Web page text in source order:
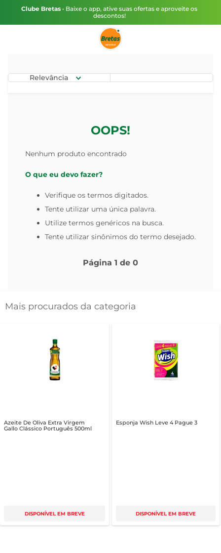
Clube Bretas • Baixe o app, ative suas ofertas e aproveite os
descontos!
Relevância
OOPS!
Nenhum produto encontrado
O que eu devo fazer?
Verifique os termos digitados.
Tente utilizar uma única palavra.
Utilize termos genéricos na busca.
Tente utilizar sinônimos do termo desejado.
Página 1 de 0
Mais procurados da categoria
Azeite De Oliva Extra Virgem
Gallo Clássico Português 500ml
DISPONÍVEL EM BREVE
Esponja Wish Leve 4 Pague 3
DISPONÍVEL EM BREVE